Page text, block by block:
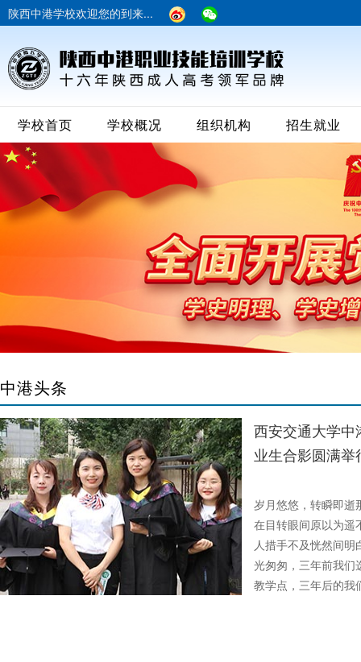
陕西中港学校欢迎您的到来...
学校首页 学校概况 组织机构 招生就业
中港头条
西安交通大学
业生合影圆满
岁月悠悠，转瞬即逝
在目转眼间原以为遥
人措手不及恍然间
光匆匆，三年前我们
教学点，三年后的我